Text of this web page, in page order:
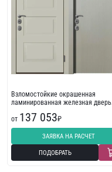
Взломостойкие окрашенная
ламинированная железная дверь
от 137 053₽
ЗАЯВКА НА РАСЧЕТ
ПОДОБРАТЬ